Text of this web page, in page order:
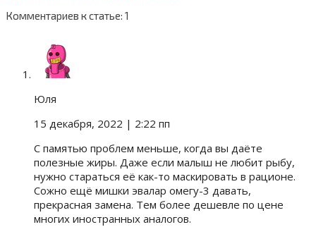
Комментариев к статье: 1
Юля
15 декабря, 2022 | 2:22 пп
С памятью проблем меньше, когда вы даёте
полезные жиры. Даже если малыш не любит рыбу,
нужно стараться её как-то маскировать в рационе.
Сожно ещё мишки эвалар омегу-3 давать,
прекрасная замена. Тем более дешевле по цене
многих иностранных аналогов.